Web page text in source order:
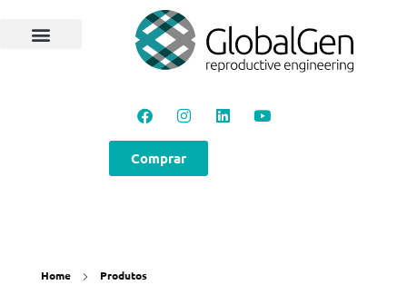
Comprar
Home Produtos